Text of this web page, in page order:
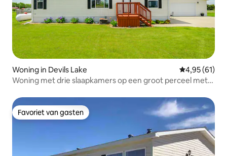
Woning in Devils Lake Gemiddelde
4,95 (61)
Woning met drie slaapkamers op een groot perceel met
Favoriet van gasten
Favoriet van gasten